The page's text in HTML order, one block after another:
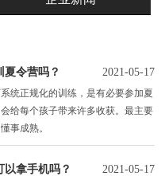
夏令营吗？ 2021-05-17
正规化的训练，是有必要参加夏
给每个孩子带来许多收获。最主要
事成熟。
拿手机吗？ 2021-05-17